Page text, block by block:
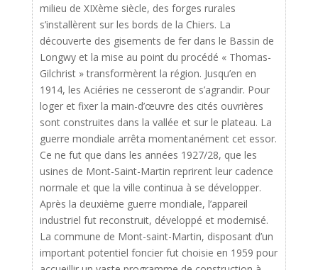
milieu de XIXème siècle, des forges rurales
s’installèrent sur les bords de la Chiers. La
découverte des gisements de fer dans le Bassin de
Longwy et la mise au point du procédé « Thomas-
Gilchrist » transformèrent la région. Jusqu’en en
1914, les Aciéries ne cesseront de s’agrandir. Pour
loger et fixer la main-d’œuvre des cités ouvrières
sont construites dans la vallée et sur le plateau. La
guerre mondiale arrêta momentanément cet essor.
Ce ne fut que dans les années 1927/28, que les
usines de Mont-Saint-Martin reprirent leur cadence
normale et que la ville continua à se développer.
Après la deuxième guerre mondiale, l’appareil
industriel fut reconstruit, développé et modernisé.
La commune de Mont-saint-Martin, disposant d’un
important potentiel foncier fut choisie en 1959 pour